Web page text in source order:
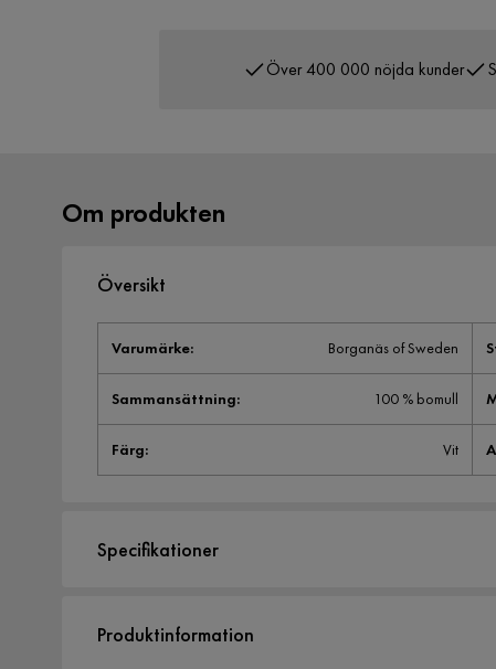
Över 400 000 nöjda kunder
Om produkten
Översikt
Varumärke: Borganäs of Sweden
Sammansättning: 100 % bomull
Färg: Vit
Specifikationer
Storlek
Produktinformation